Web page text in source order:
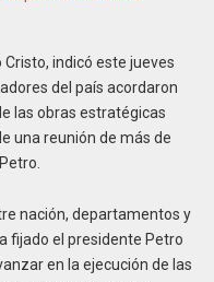
indicó este jueves
del país acordaron
las obras estratégicas
una reunión de más de
nación, departamentos y
fijado el presidente Petro
en la ejecución de las